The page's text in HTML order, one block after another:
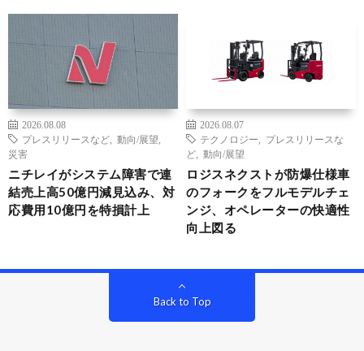
2026.08.08
プレスリリースなど
動向/展望
災害
ニチレイがシステム障害で連
結売上高50億円減見込み、対
応費用10億円を特損計上
2026.08.07
テクノロジー
プレスリリースな
ど
動向/展望
ロジスネクストが防爆仕様車
のフォークをフルモデルチェ
ンジ、オペレーターの快適性
向上図る
Back to Top